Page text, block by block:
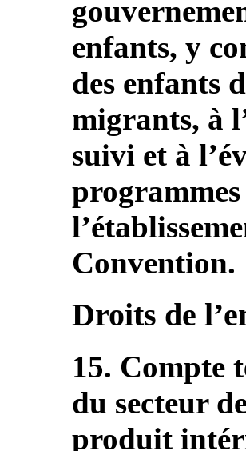
enfants, y
des enfants
migrants, à
suivi et à
Convention.
Droits de
15. Compte
du secteur
produit